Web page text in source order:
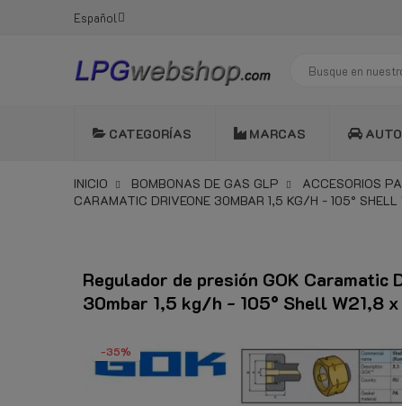
Español
CATEGORÍAS MARCAS
INICIO BOMBONAS DE GAS GLP ACCESORIOS
CARAMATIC DRIVEONE 30MBAR 1,5 KG/H - 105° SHELL
Regulador de presión GOK Caramatic
30mbar 1,5 kg/h - 105° Shell W21,8
-35%